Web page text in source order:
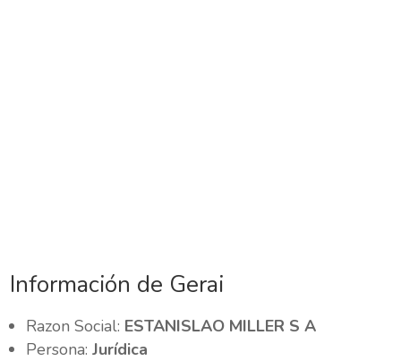
Información de Gerai
Razon Social: ESTANISLAO MILLER S A
Persona:Jurídica